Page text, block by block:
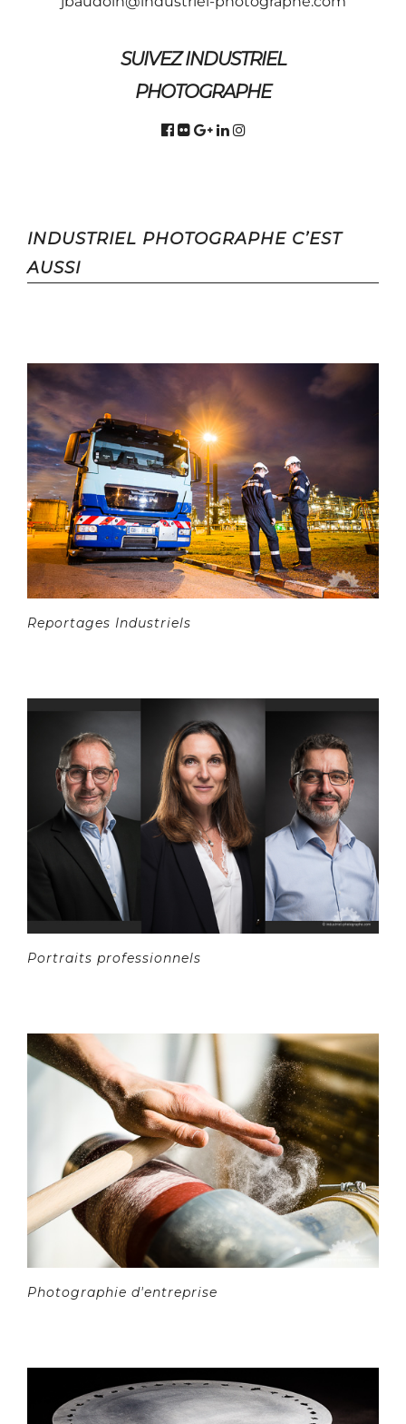
SUIVEZ INDUSTRIEL
PHOTOGRAPHE
INDUSTRIEL PHOTOGRAPHE C’EST
AUSSI
Reportages Industriels
Portraits professionnels
Photographie d'entreprise